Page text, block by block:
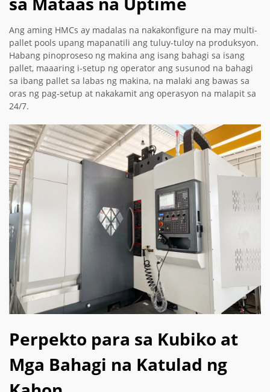
Ang aming HMCs ay madalas na nakakonfigure na may multi-
pallet pools upang mapanatili ang tuluy-tuloy na produksyon.
Habang pinoproseso ng makina ang isang bahagi sa isang
pallet, maaaring i-setup ng operator ang susunod na bahagi
sa ibang pallet sa labas ng makina, na malaki ang bawas sa
oras ng pag-setup at nakakamit ang operasyon na malapit sa
24/7.
Perpekto para sa Kubiko at
Mga Bahagi na Katulad ng